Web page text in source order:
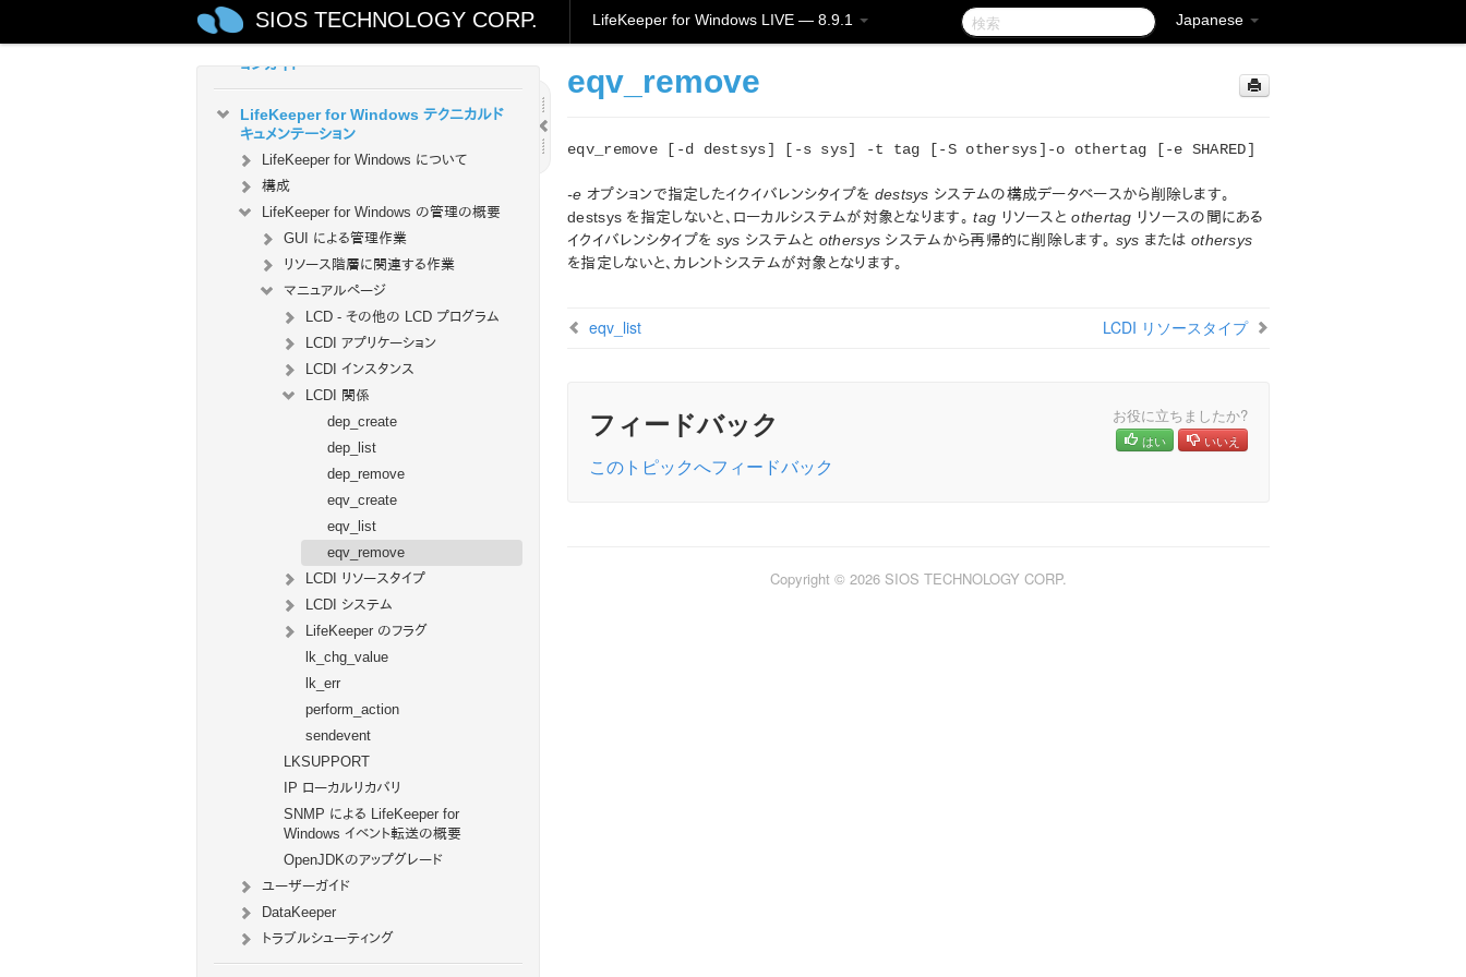
Japanese
SIOS TECHNOLOGY CORP. LifeKeeper for Windows LIVE — 8.9.1
LifeKeeper for Windows インストレーシ
ョンガイド
LifeKeeper for Windows テクニカルド
キュメンテーション
LifeKeeper for Windows について
構成
LifeKeeper for Windows の管理の概要
GUI による管理作業
リソース階層に関連する作業
マニュアルページ
LCD - その他の LCD プログラム
LCDI アプリケーション
LCDI インスタンス
LCDI 関係
dep_create
dep_list
dep_remove
eqv_create
eqv_list
eqv_remove
LCDI リソースタイプ
LCDI システム
LifeKeeper のフラグ
lk_chg_value
lk_err
perform_action
sendevent
LKSUPPORT
IP ローカルリカバリ
SNMP による LifeKeeper for
Windows イベント転送の概要
OpenJDKのアップグレード
ユーザーガイド
DataKeeper
トラブルシューティング
eqv_remove
eqv_remove [-d destsys] [-s sys] -t tag [-S othersys]-o othertag [-e SHARED]
-e オプションで指定したイクイバレンシタイプを destsys システムの構成データベースから削除します。
destsys を指定しないと、ローカルシステムが対象となります。tag リソースとothertag リソースの間にある
イクイバレンシタイプを sys システムと othersys システムから再帰的に削除します。 sys または othersys
を指定しないと、カレントシステムが対象となります。
eqv_list LCDI リソースタイプ
フィードバック お役に立ちましたか?
はい いいえ
このトピックへフィードバック
Copyright © 2026 SIOS TECHNOLOGY CORP.